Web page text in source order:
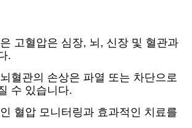
고혈압은 심장, 뇌, 신장 및 혈관과
.
혈관의 손상은 파열 또는 차단으로
수 있습니다.
혈압 모니터링과 효과적인 치료를